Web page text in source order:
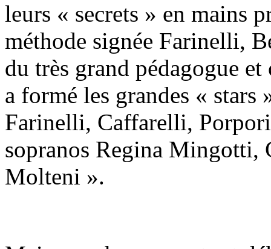
leurs « secrets » en mains
méthode signée Farinelli,
du très grand pédagogue
a formé les grandes « stars
Farinelli, Caffarelli,
sopranos Regina Mingotti,
Molteni ».